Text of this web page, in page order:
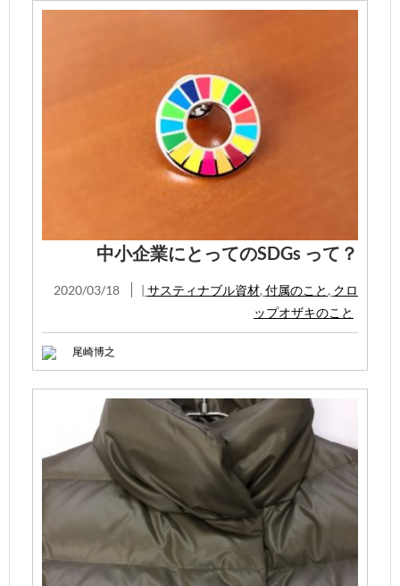
中小企業にとってのSDGs って？
2020/03/18 | サスティナブル資材, 付属のこと , クロ
ップオザキのこと
尾崎博之